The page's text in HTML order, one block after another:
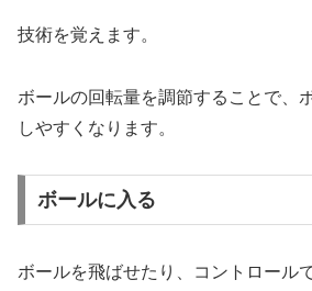
技術を覚えます。
ボールの回転量を調節することで、
しやすくなります。
ボールに入る
ボールを飛ばせたり、コントロール